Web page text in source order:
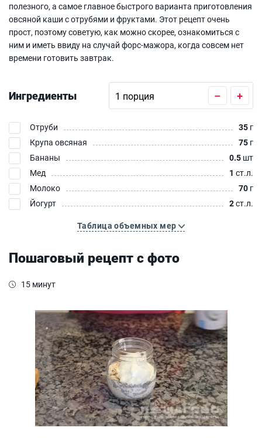
полезного, а самое главное быстрого варианта приготовления
овсяной каши с отрубями и фруктами. Этот рецепт очень
прост, поэтому советую, как можно скорее, ознакомиться с
ним и иметь ввиду на случай форс-мажора, когда совсем нет
времени готовить завтрак.
Ингредиенты – +
Отруби 35 г
Крупа овсяная
75 г
Бананы
0.5 шт
Мед
1 ст.л.
Молоко
70 г
Йогурт
2ст.л.
Таблица объемных мер
Пошаговый рецепт с фото
15 минут